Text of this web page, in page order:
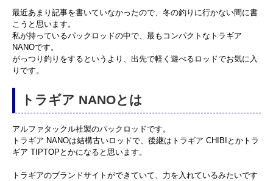
最近あまり記事を書いていなかったので、冬の釣りに行かない間に書
こうと思います。
私が持っているパックロッドの中で、最もコンパクトなトラギア
NANOです。
がっつり釣りをするというより、出先で軽く遊べるロッドでお気に入
りです。
トラギア NANOとは
アルファタックル社製のパックロッドです。
トラギア NANOは結構古いロッドで、後継はトラギア CHIBIとかトラ
ギア TIPTOPとかになると思います。
トラギアのブランドサイトができていて、力を入れているみたいです